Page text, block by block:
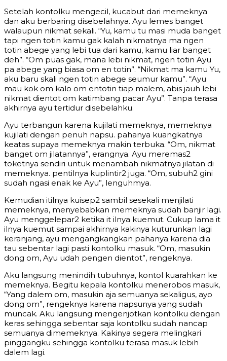
Setelah kontolku mengecil, kucabut dari memeknya
dan aku berbaring disebelahnya. Ayu lemes banget
walaupun nikmat sekali. “Yu, kamu tu masi muda banget
tapi ngen totin kamu gak kalah nikmatnya ma ngen
totin abege yang lebi tua dari kamu, kamu liar banget
deh”. “Om puas gak, mana lebi nikmat, ngen totin Ayu
pa abege yang biasa om en totin”. “Nikmat ma kamu Yu,
aku baru skali ngen totin abege seumur kamu”. “Ayu
mau kok om kalo om entotin tiap malem, abis jauh lebi
nikmat dientot om katimbang pacar Ayu”. Tanpa terasa
akhirnya ayu tertidur disebelahku.
Ayu terbangun karena kujilati memeknya, memeknya
kujilati dengan penuh napsu. pahanya kuangkatnya
keatas supaya memeknya makin terbuka. “Om, nikmat
banget om jilatannya”, erangnya. Ayu meremas2
toketnya sendiri untuk menambah nikmatnya jilatan di
memeknya. pentilnya kuplintir2 juga. “Om, subuh2 gini
sudah ngasi enak ke Ayu”, lenguhmya.
Kemudian itilnya kuisep2 sambil sesekali menjilati
memeknya, menyebabkan memeknya sudah banjir lagi.
Ayu menggelepar2 ketika it ilnya kuemut. Cukup lama it
ilnya kuemut sampai akhirnya kakinya kuturunkan lagi
keranjang, ayu mengangkangkan pahanya karena dia
tau sebentar lagi pasti kontolku masuk. “Om, masukin
dong om, Ayu udah pengen dientot”, rengeknya.
Aku langsung menindih tubuhnya, kontol kuarahkan ke
memeknya. Begitu kepala kontolku menerobos masuk,
“Yang dalem om, masukin aja semuanya sekaligus, ayo
dong om”, rengeknya karena napsunya yang sudah
muncak. Aku langsung mengenjotkan kontolku dengan
keras sehingga sebentar saja kontolku sudah nancap
semuanya dimemeknya. Kakinya segera melingkari
pinggangku sehingga kontolku terasa masuk lebih
dalem lagi.